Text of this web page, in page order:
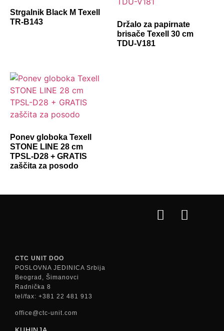
Strgalnik Black M Texell
TR-B143
Držalo za papirnate
brisače Texell 30 cm
TDU-V181
Ponev globoka Texell
STONE LINE 28 cm
TPSL-D28 + GRATIS
zaščita za posodo
CTC UNIT DOO
POSLOVNA JEDINICA Srbija
Beograd, Šimanovci
Radnička 8
tel/fax: +381 22 481 913
office@ctc-unit.com